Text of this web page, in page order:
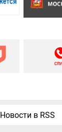
Новости в RSS